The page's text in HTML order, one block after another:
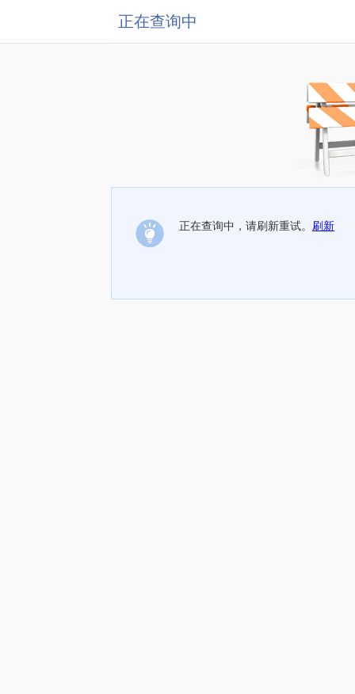
正在查询中
正在查询中，请刷新重试。 刷新